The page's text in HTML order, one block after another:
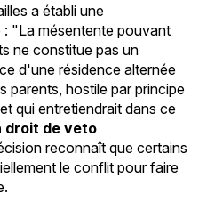
a établi une
"La mésentente pouvant
ne constitue pas un
d'une résidence alternée
parents, hostile par principe
qui entretiendrait dans ce
droit de veto
reconnaît que certains
le conflit pour faire